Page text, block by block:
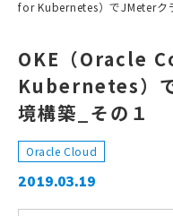
for Kubernetes）でJMeterク
OKE（Oracle
Kubernetes）
境構築_その１
Oracle Cloud
2019.03.19